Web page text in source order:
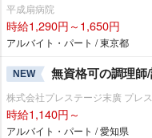
平成扇病院
時給1,290円～1,650円
アルバイト・パート / 東京都
NEW 無資格可の調理師
株式会社プレステージ末廣 プレ
時給1,140円～
アルバイト・パート / 愛知県